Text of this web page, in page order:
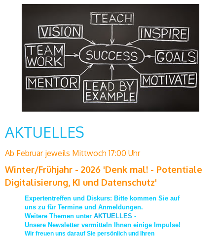
AKTUELLES
Ab Februar jeweils Mittwoch 17:00 Uhr
Winter/Frühjahr - 2026 'Denk mal! - Potentiale
Digitalisierung, KI und Datenschutz'
Expertentreffen und Diskurs: Bitte kommen Sie auf
uns zu für Termine und Anmeldungen.
Weitere Themen unter AKTUELLES -
Unsere Newsletter vermitteln Ihnen einige Impulse!
Wir freuen uns darauf Sie persönlich und Ihren